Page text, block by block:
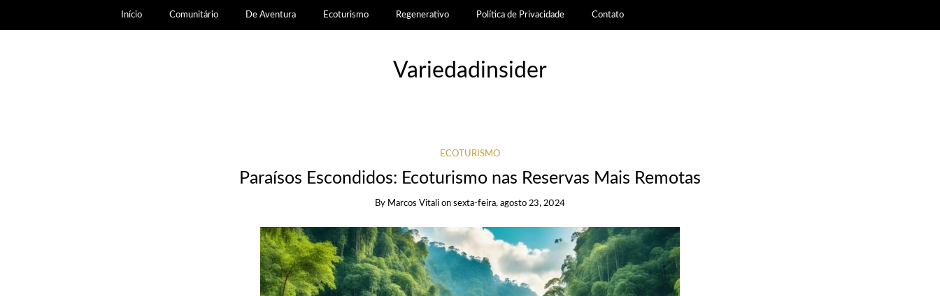
Início Comunitário De Aventura Ecoturismo Regenerativo Política de Privacidade Contato
Variedadinsider
ECOTURISMO
Paraísos Escondidos: Ecoturismo nas Reservas Mais Remotas
By Marcos Vitali on sexta-feira, agosto 23, 2024